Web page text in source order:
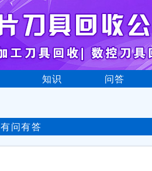
知识 问答
有问有答